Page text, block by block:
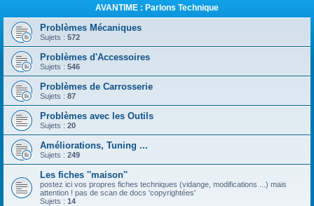
AVANTIME : Parlons Technique
Problèmes Mécaniques
Sujets : 572
Problèmes d'Accessoires
Sujets : 546
Problèmes de Carrosserie
Sujets : 87
Problèmes avec les Outils
Sujets : 20
Améliorations, Tuning ...
Sujets : 249
Les fiches ''maison''
postez ici vos propres fiches techniques (vidange, modifications ...) mais
attention ! pas de scan de docs 'copyrightées'
Sujets : 14